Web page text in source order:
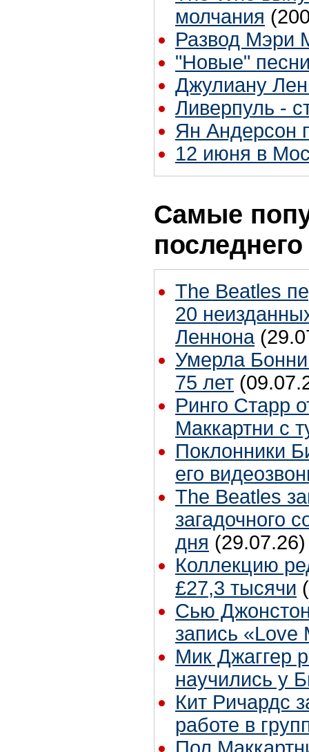
молчания
Развод Мэри
"Новые"
Джулиану
Ливерпуль -
Ян Андерсон
12 июня в
Самые
The Beatles
20
Леннона
Умерла
75 лет
Ринго Старр
Маккартни с
Поклонники
его
The Beatles
загадочного
дня (29.07.26)
Коллекцию
£27,3 тысячи
Сью
запись «Love
Мик Джаггер
научились у
Кит Ричардс
работе в